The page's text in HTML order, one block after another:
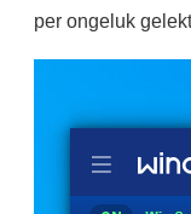
per ongeluk